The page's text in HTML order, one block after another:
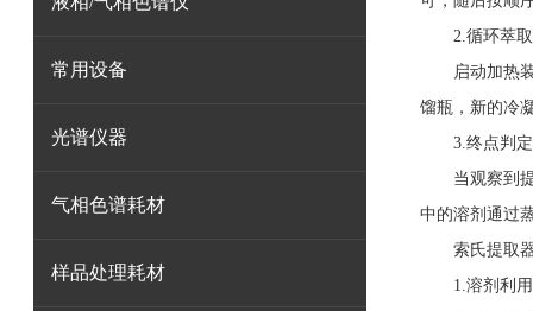
常用设备
光谱仪器
气相色谱耗材
样品处理耗材
2.循环萃取
启动加热装
馏瓶，新的冷
3.终点判定
当观察到提
中的溶剂通过
索氏提取器
1.溶剂利用